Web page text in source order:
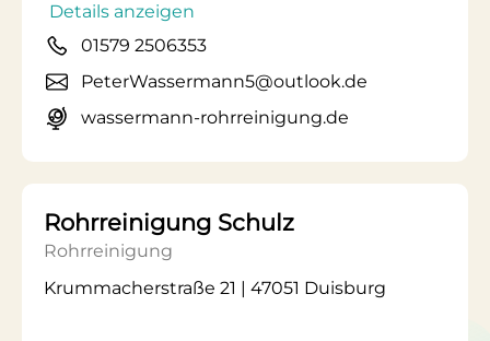
Details anzeigen
01579 2506353
PeterWassermann5@outlook.de
wassermann-rohrreinigung.de
Rohrreinigung Schulz
Rohrreinigung
Krummacherstraße 21 | 47051 Duisburg